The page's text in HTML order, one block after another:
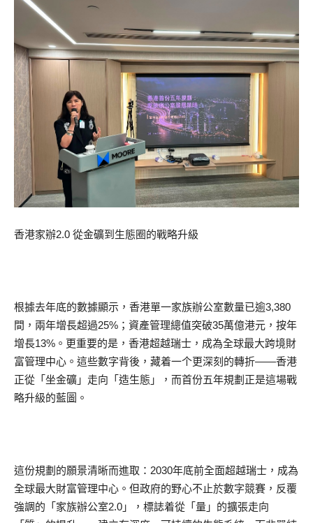
香港家辦2.0 從金礦到生態圈的戰略升級
根據去年底的數據顯示，香港單一家族辦公室數量已逾3,380
間，兩年增長超過25%；資產管理總值突破35萬億港元，按年
增長13%。更重要的是，香港超越瑞士，成為全球最大跨境財
富管理中心。這些數字背後，藏着一个更深刻的轉折——香港
正從「坐金礦」走向「造生態」，而首份五年規劃正是這場戰
略升級的藍圖。
這份規劃的願景清晰而進取：2030年底前全面超越瑞士，成為
全球最大財富管理中心。但政府的野心不止於數字競賽，反覆
強調的「家族辦公室2.0」，標誌着從「量」的擴張走向